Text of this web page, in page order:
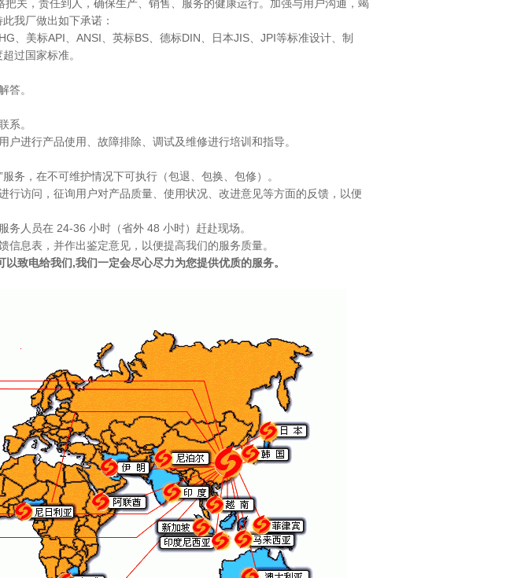
关，责任到人，确保生产、销售、服务的健康运行。加强与用户沟通，竭
我厂做出如下承诺：
、美标API、ANSI、英标BS、德标DIN、日本JIS、JPI等标准设计、制
过国家标准。
答。
系。
进行产品使用、故障排除、调试及维修进行培训和指导。
务，在不可维护情况下可执行（包退、包换、包修）。
行访问，征询用户对产品质量、使用状况、改进意见等方面的反馈，以便
人员在 24-36 小时（省外 48 小时）赶赴现场。
息表，并作出鉴定意见，以便提高我们的服务质量。
致电给我们,我们一定会尽心尽力为您提供优质的服务。